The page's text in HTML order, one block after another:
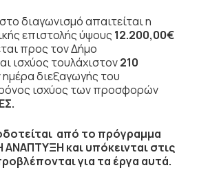
διαγωνισμό απαιτείται η
επιστολής ύψους 12.200,00€
προς τον Δήμο
ισχύος τουλάχιστον210
ημέρα διεξαγωγής του
ισχύος των προσφορών
από το πρόγραμμα
και υπόκεινται στις
για τα έργα αυτά.